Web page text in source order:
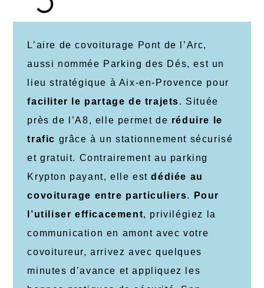
L’aire de covoiturage Pont de l’Arc,
aussi nommée Parking des Dés, est un
lieu stratégique à Aix-en-Provence pour
faciliter le partage de trajets. Située
près de l’A8, elle permet de réduire le
trafic grâce à un stationnement sécurisé
et gratuit. Contrairement au parking
Krypton payant, elle estdédiée au
covoiturage entre particuliers.
Pour
l’utiliser efficacement, privilégiez la
communication en amont avec votre
covoitureur, arrivez avec quelques
minutes d’avance et appliquez les